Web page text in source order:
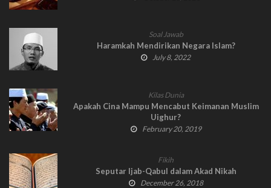
Soal Jawab
Haramkah Mendirikan Negara Islam?
July 8, 2022
Kilas Dunia
Apakah Cina Mampu Mencabut Keimanan Muslim
Uighur?
February 20, 2019
Fikih
Seputar Ijab-Qabul dalam Akad Nikah
December 26, 2018